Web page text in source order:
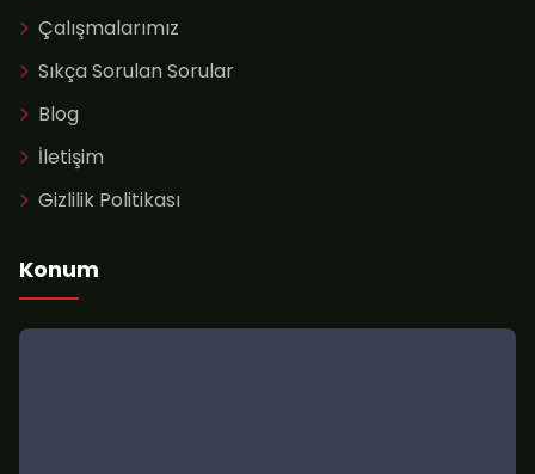
Çalışmalarımız
Sıkça Sorulan Sorular
Blog
İletişim
Gizlilik Politikası
Konum